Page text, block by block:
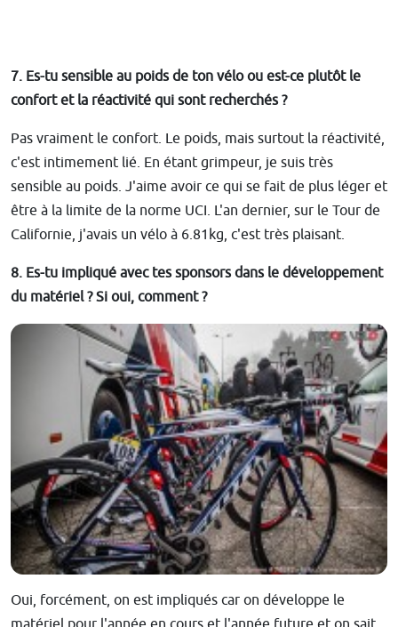
7. Es-tu sensible au poids de ton vélo ou est-ce plutôt le
confort et la réactivité qui sont recherchés ?
Pas vraiment le confort. Le poids, mais surtout la réactivité,
c'est intimement lié. En étant grimpeur, je suis très
sensible au poids. J'aime avoir ce qui se fait de plus léger et
être à la limite de la norme UCI. L'an dernier, sur le Tour de
Californie, j'avais un vélo à 6.81kg, c'est très plaisant.
8. Es-tu impliqué avec tes sponsors dans le développement
du matériel ? Si oui, comment ?
Oui, forcément, on est impliqués car on développe le